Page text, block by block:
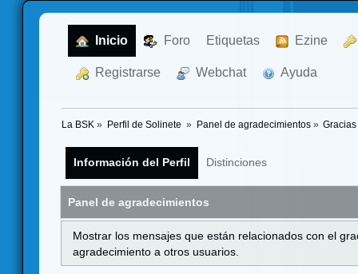
Inicio Foro Etiquetas Ezine
Registrarse Webchat Ayuda
La BSK » Perfil de Solinete » Panel de agradecimientos»
Información del Perfil Distinciones
Panel de agradecimientos
Mostrar los mensajes que están relacionados con el
agradecimiento a otros usuarios.